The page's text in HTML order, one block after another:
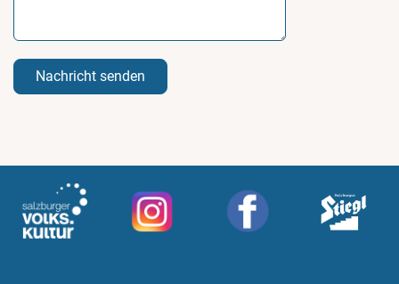
Nachricht senden